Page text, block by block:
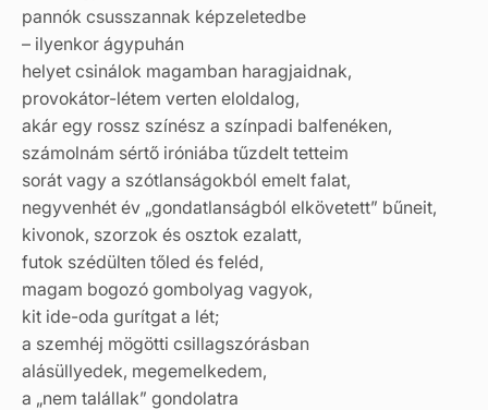
pannók csusszannak képzeletedbe
– ilyenkor ágypuhán
helyet csinálok magamban haragjaidnak,
provokátor-létem verten eloldalog,
akár egy rossz színész a színpadi balfenéken,
számolnám sértő iróniába tűzdelt tetteim
sorát vagy a szótlanságokból emelt falat,
negyvenhét év „gondatlanságból elkövetett” bűneit,
kivonok, szorzok és osztok ezalatt,
futok szédülten tőled és feléd,
magam bogozó gombolyag vagyok,
kit ide-oda gurítgat a lét;
a szemhéj mögötti csillagszórásban
alásüllyedek, megemelkedem,
a „nem talállak” gondolatra